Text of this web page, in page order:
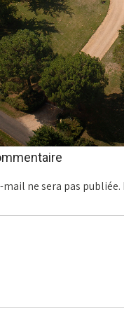
ne sera pas publiée.